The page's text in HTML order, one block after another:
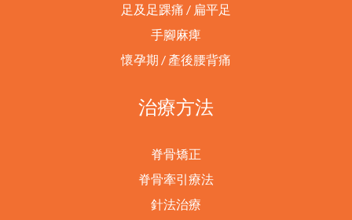
足及足踝痛 / 扁平足
手腳麻痺
懷孕期 / 產後腰背痛
治療方法
脊骨矯正
脊骨牽引療法
針法治療